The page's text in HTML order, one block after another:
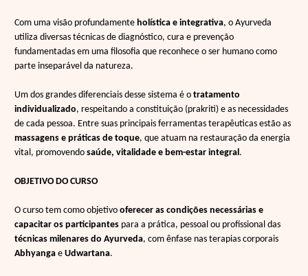
Com uma visão profundamente holística e integrativa, o Ayurveda
utiliza diversas técnicas de diagnóstico, cura e prevenção
fundamentadas em uma filosofia que reconhece o ser humano como
parte inseparável da natureza.
Um dos grandes diferenciais desse sistema é o tratamento
individualizado, respeitando a constituição (prakriti) e as necessidades
de cada pessoa. Entre suas principais ferramentas terapêuticas estão as
massagens e práticas de toque, que atuam na restauração da energia
vital, promovendo saúde, vitalidade e bem-estar integral .
OBJETIVO DO CURSO
O curso tem como objetivo oferecer as condições necessárias e
capacitar os participantes para a prática, pessoal ou profissional das
técnicas milenares do Ayurveda, com ênfase nas terapias corporais
Abhyanga e Udwartana.